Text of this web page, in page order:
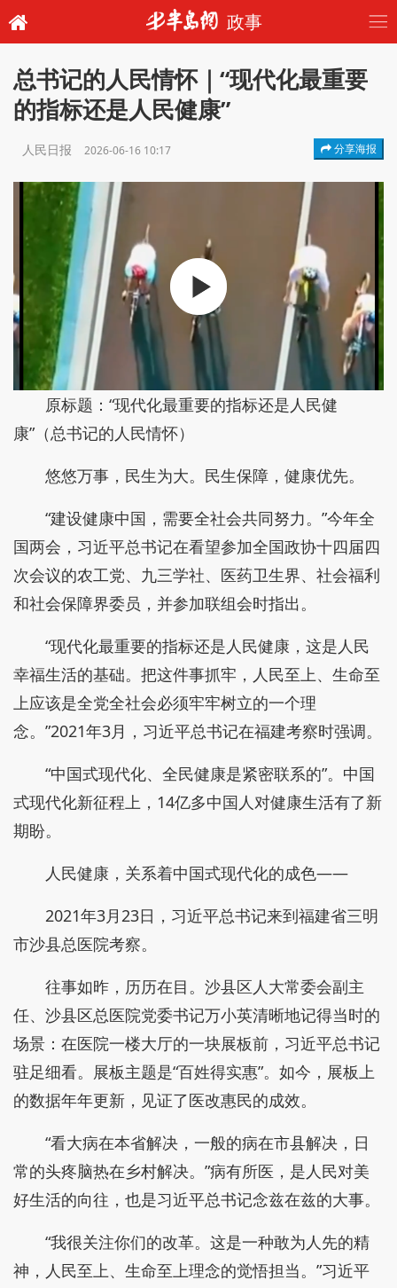
政事
总书记的人民情怀｜“现代化最重要
的指标还是人民健康”
人民日报 2026-06-16 10:17 分享海报
原标题：“现代化最重要的指标还是人民健
康”（总书记的人民情怀）
悠悠万事，民生为大。民生保障，健康优先。
“建设健康中国，需要全社会共同努力。”今年全
国两会，习近平总书记在看望参加全国政协十四届四
次会议的农工党、九三学社、医药卫生界、社会福利
和社会保障界委员，并参加联组会时指出。
“现代化最重要的指标还是人民健康，这是人民
幸福生活的基础。把这件事抓牢，人民至上、生命至
上应该是全党全社会必须牢牢树立的一个理
念。”2021年3月，习近平总书记在福建考察时强调。
“中国式现代化、全民健康是紧密联系的”。中国
式现代化新征程上，14亿多中国人对健康生活有了新
期盼。
人民健康，关系着中国式现代化的成色——
2021年3月23日，习近平总书记来到福建省三明
市沙县总医院考察。
往事如昨，历历在目。沙县区人大常委会副主
任、沙县区总医院党委书记万小英清晰地记得当时的
场景：在医院一楼大厅的一块展板前，习近平总书记
驻足细看。展板主题是“百姓得实惠”。如今，展板上
的数据年年更新，见证了医改惠民的成效。
“看大病在本省解决，一般的病在市县解决，日
常的头疼脑热在乡村解决。”病有所医，是人民对美
好生活的向往，也是习近平总书记念兹在兹的大事。
“我很关注你们的改革。这是一种敢为人先的精
神，人民至上、生命至上理念的觉悟担当。”习近平